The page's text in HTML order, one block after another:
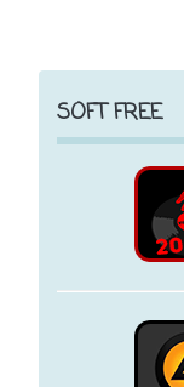
SOFT FREE